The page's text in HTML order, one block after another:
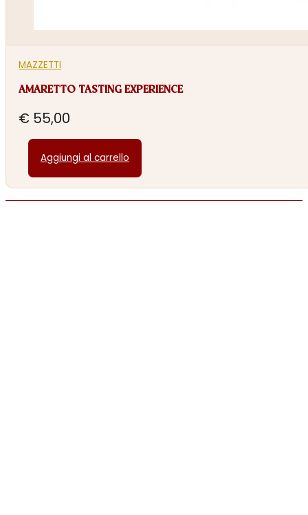
MAZZETTI
AMARETTO TASTING EXPERIENCE
€ 55,00
Aggiungi al carrello